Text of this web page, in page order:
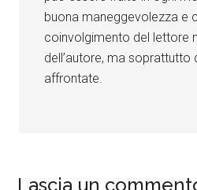
buona maneggevolezza e
coinvolgimento del lettore
dell’autore, ma soprattutto
affrontate.
Lascia un